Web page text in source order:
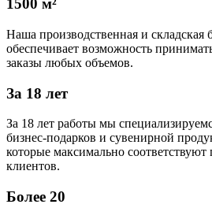
1500 м²
Наша производственная и складская
обеспечивает возможность
заказы любых объемов.
За 18 лет
За 18 лет работы мы
бизнес-подарков и сувенирной
которые максимально
клиентов.
Более 20